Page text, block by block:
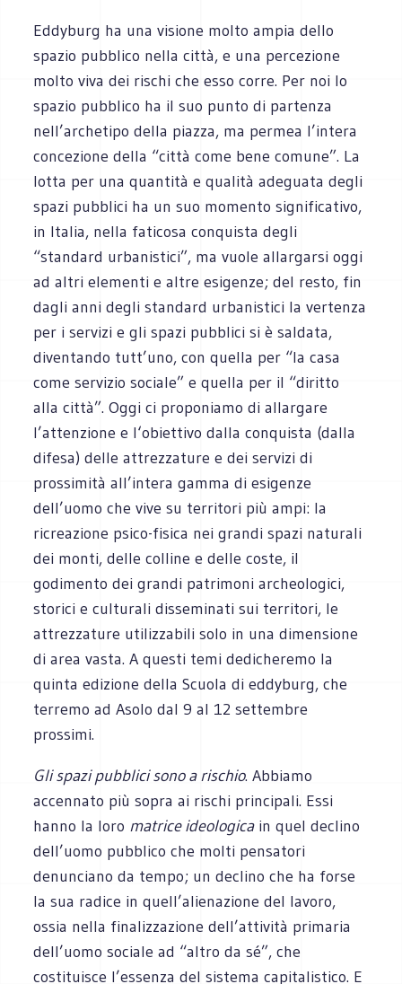
Eddyburg ha una visione molto ampia dello
spazio pubblico nella città, e una percezione
molto viva dei rischi che esso corre. Per noi lo
spazio pubblico ha il suo punto di partenza
nell’archetipo della piazza, ma permea l’intera
concezione della “città come bene comune”. La
lotta per una quantità e qualità adeguata degli
spazi pubblici ha un suo momento significativo,
in Italia, nella faticosa conquista degli
“standard urbanistici”, ma vuole allargarsi oggi
ad altri elementi e altre esigenze; del resto, fin
dagli anni degli standard urbanistici la vertenza
per i servizi e gli spazi pubblici si è saldata,
diventando tutt’uno, con quella per “la casa
come servizio sociale” e quella per il “diritto
alla città”. Oggi ci proponiamo di allargare
l’attenzione e l‘obiettivo dalla conquista (dalla
difesa) delle attrezzature e dei servizi di
prossimità all’intera gamma di esigenze
dell’uomo che vive su territori più ampi: la
ricreazione psico-fisica nei grandi spazi naturali
dei monti, delle colline e delle coste, il
godimento dei grandi patrimoni archeologici,
storici e culturali disseminati sui territori, le
attrezzature utilizzabili solo in una dimensione
di area vasta. A questi temi dedicheremo la
quinta edizione della Scuola di eddyburg, che
terremo ad Asolo dal 9 al 12 settembre
prossimi.
Gli spazi pubblici sono a rischio. Abbiamo
accennato più sopra ai rischi principali. Essi
hanno la loro matrice ideologicain quel declino
dell’uomo pubblico che molti pensatori
denunciano da tempo; un declino che ha forse
la sua radice in quell’alienazione del lavoro,
ossia nella finalizzazione dell’attività primaria
dell’uomo sociale ad “altro da sé”, che
costituisce l’essenza del sistema capitalistico. E